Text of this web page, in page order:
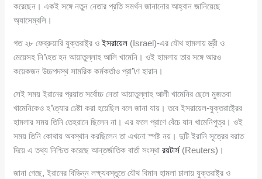
করেছেন। একই সঙ্গে নতুন নেতার প্রতি সমর্থন জানানোর আহ্বান জানিয়েছে
অ্যাসেম্বলি।
গত ২৮ ফেব্রুয়ারি যুক্তরাষ্ট্র ওইসরায়েল (Israel)-এর যৌথ হামলায় স্ত্রী ও
মেয়েসহ নি’\হত হন আয়াতুল্লাহ আলি খামেনি। ওই হামলায় তার সঙ্গে আরও
কয়েকজন উচ্চপদস্থ সামরিক কর্মকর্তাও প্রা’\ণ হারান।
সেই সময় ইরানের প্রয়াত সর্বোচ্চ নেতা আয়াতুল্লাহ আলী খামেনির ছেলে মুজতবা
খামেনিকেও হ’\ত্যার চেষ্টা করা হয়েছিল বলে জানা যায়। তবে ইসরায়েল-যুক্তরাষ্ট্রের
হামলার সময় তিনি তেহরানে ছিলেন না। এর ফলে প্রাণে বেঁচে যান খামেনিপুত্র। ওই
সময় তিনি কোথায় অবস্থান করছিলেন তা এখনো স্পষ্ট নয়। দুটি ইরানি সূত্রের বরাত
দিয়ে এ তথ্য নিশ্চিত করেছে আন্তর্জাতিক বার্তা সংস্থারয়টার্স(Reuters)।
জানা গেছে, ইরানের বিভিন্ন লক্ষ্যবস্তুতে যৌথ বিমান হামলা চালায় যুক্তরাষ্ট্র ও